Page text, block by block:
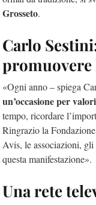
Grosseto.
Carlo
promuovere
«Ogni anno – spiega
un’occasione per
tempo, ricordare
Ringrazio la
Avis, le associazioni, gli
questa manifestazione».
Una rete